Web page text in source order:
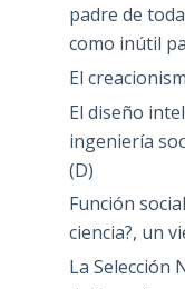
padre de
como inútil
El
El diseño
ingeniería
(D)
Función
ciencia?, un
La Selección